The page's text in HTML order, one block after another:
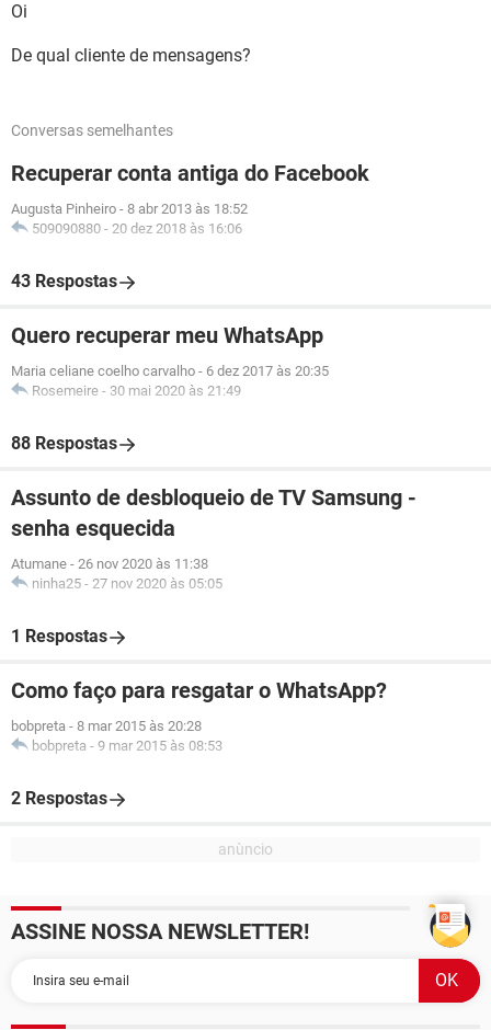
Oi
De qual cliente de mensagens?
Conversas semelhantes
Recuperar conta antiga do Facebook
Augusta Pinheiro - 8 abr 2013 às 18:52
509090880 - 20 dez 2018 às 16:06
43 Respostas
Quero recuperar meu WhatsApp
Maria celiane coelho carvalho - 6 dez 2017 às 20:35
Rosemeire - 30 mai 2020 às 21:49
88 Respostas
Assunto de desbloqueio de TV Samsung -
senha esquecida
Atumane - 26 nov 2020 às 11:38
ninha25 - 27 nov 2020 às 05:05
1 Respostas
Como faço para resgatar o WhatsApp?
bobpreta - 8 mar 2015 às 20:28
bobpreta - 9 mar 2015 às 08:53
2 Respostas
ASSINE NOSSA NEWSLETTER!